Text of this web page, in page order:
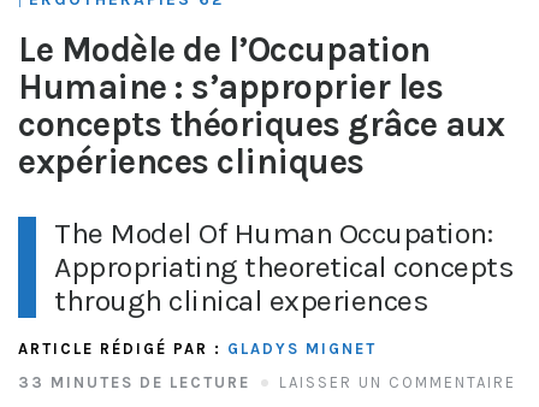
Le Modèle de l’Occupation
Humaine : s’approprier les
concepts théoriques grâce aux
expériences cliniques
The Model Of Human Occupation:
Appropriating theoretical concepts
through clinical experiences
ARTICLE RÉDIGÉ PAR : GLADYS MIGNET
33 MINUTES DE LECTURE
LAISSER UN COMMENTAIRE